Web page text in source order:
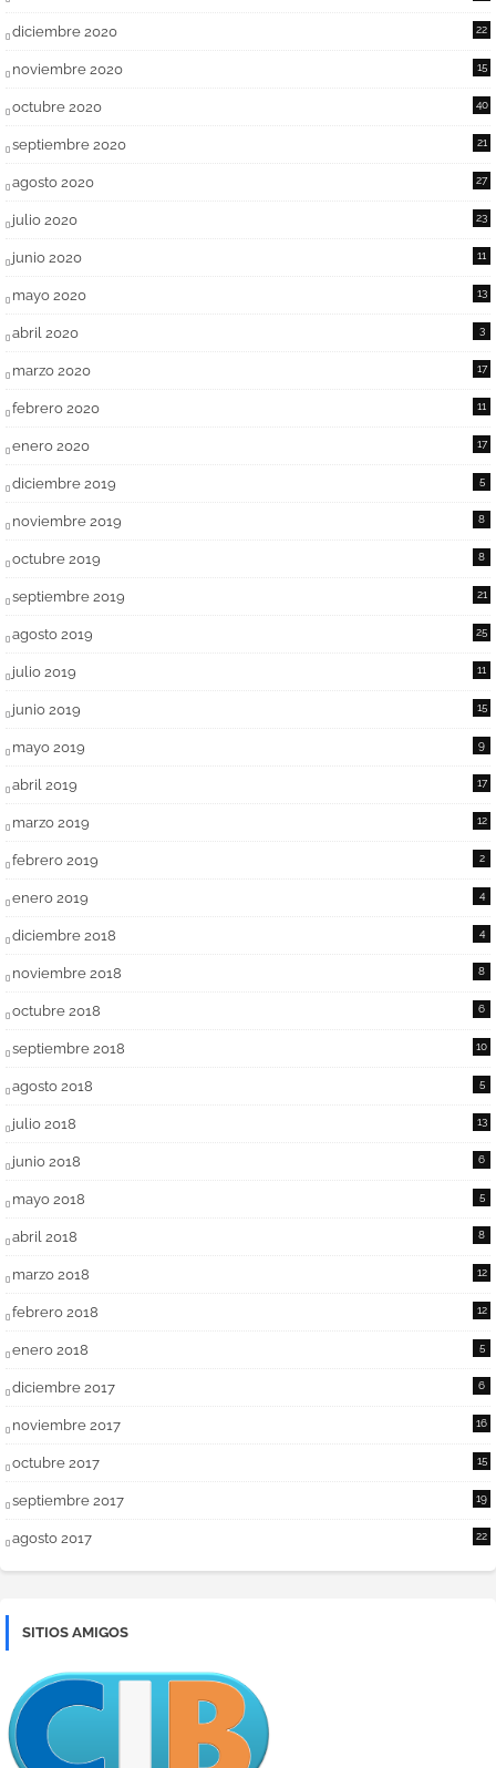
diciembre 2020 22
noviembre 2020 15
octubre 2020 40
septiembre 2020 21
agosto 2020 27
julio 2020 23
junio 2020 11
mayo 2020 13
abril 2020 3
marzo 2020 17
febrero 2020 11
enero 2020 17
diciembre 2019 5
noviembre 2019 8
octubre 2019 8
septiembre 2019 21
agosto 2019 25
julio 2019 11
junio 2019 15
mayo 2019 9
abril 2019 17
marzo 2019 12
febrero 2019 2
enero 2019 4
diciembre 2018 4
noviembre 2018 8
octubre 2018 6
septiembre 2018 10
agosto 2018 5
julio 2018 13
junio 2018 6
mayo 2018 5
abril 2018 8
marzo 2018 12
febrero 2018 12
enero 2018 5
diciembre 2017 6
noviembre 2017 16
octubre 2017 15
septiembre 2017 19
agosto 2017 22
SITIOS AMIGOS